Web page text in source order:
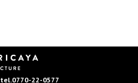
tel.0770-22-0577